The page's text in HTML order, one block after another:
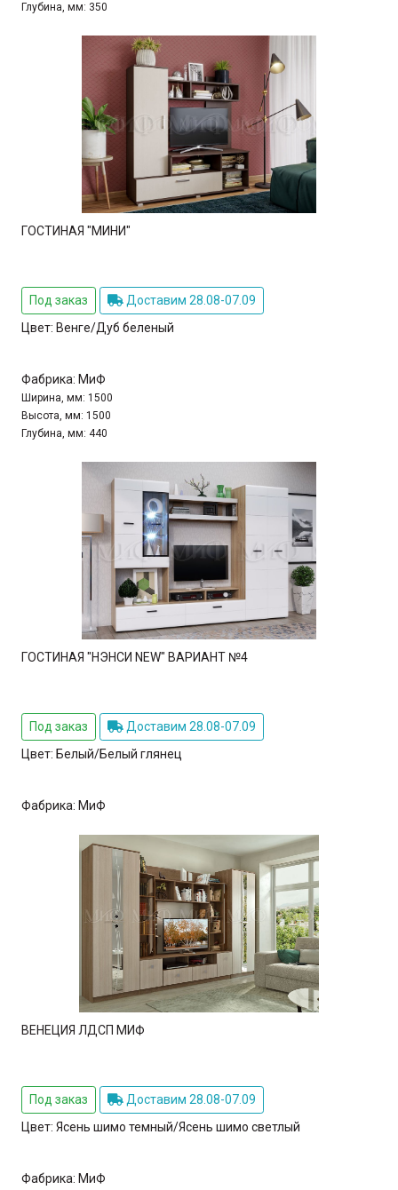
Глубина, мм: 350
ГОСТИНАЯ "МИНИ"
Под заказ
Доставим 28.08-07.09
Цвет: Венге/Дуб беленый
Фабрика: МиФ
Ширина, мм: 1500
Высота, мм: 1500
Глубина, мм: 440
ГОСТИНАЯ "НЭНСИ NEW" ВАРИАНТ №4
Под заказ
Доставим 28.08-07.09
Цвет: Белый/Белый глянец
Фабрика: МиФ
ВЕНЕЦИЯ ЛДСП МИФ
Под заказ
Доставим 28.08-07.09
Цвет: Ясень шимо темный/Ясень шимо светлый
Фабрика: МиФ